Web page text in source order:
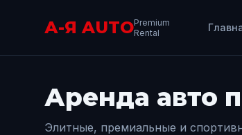
А-Я AUTOPremium
Rental
Аренда авто
Элитные, премиальные и